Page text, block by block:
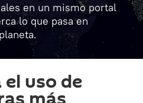
en un mismo portal
lo que pasa en
uso de